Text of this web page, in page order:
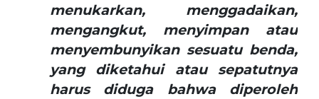
menukarkan, menggadaikan,
mengangkut, menyimpan atau
menyembunyikan sesuatu benda,
yang diketahui atau sepatutnya
harus diduga bahwa diperoleh